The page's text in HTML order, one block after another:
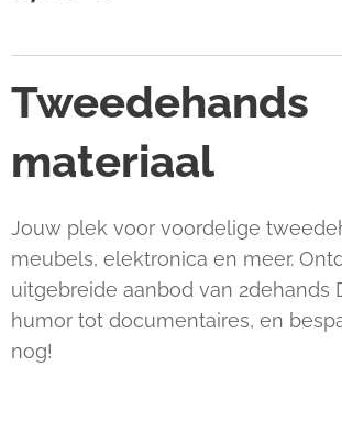
Tweedehands
materiaal
Jouw plek voor voordelige
meubels, elektronica en meer.
uitgebreide aanbod van 2dehands
humor tot documentaires, en
nog!